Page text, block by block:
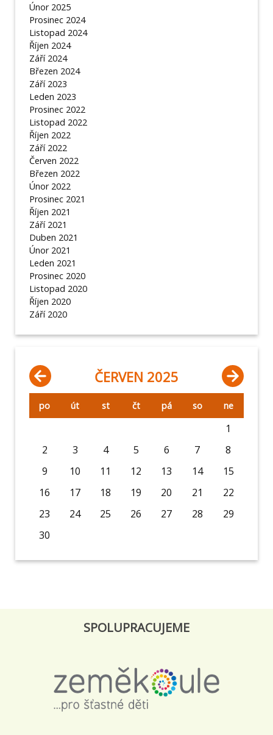
Únor 2025
Prosinec 2024
Listopad 2024
Říjen 2024
Září 2024
Březen 2024
Září 2023
Leden 2023
Prosinec 2022
Listopad 2022
Říjen 2022
Září 2022
Červen 2022
Březen 2022
Únor 2022
Prosinec 2021
Říjen 2021
Září 2021
Duben 2021
Únor 2021
Leden 2021
Prosinec 2020
Listopad 2020
Říjen 2020
Září 2020
ČERVEN 2025
po út st čt pá so ne
1
2
3 4 5 6 7
8
9
10 11 12 13 14
15
16
17 18 19 20 21
22
23
24 25 26 27 28
29
30
SPOLUPRACUJEME